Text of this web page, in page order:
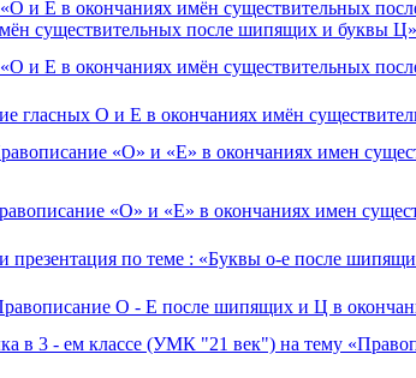
«О и Е в окончаниях имён существительных
существительных после шипящих и буквы
«О и Е в окончаниях имён существительных
гласных О и Е в окончаниях имён
«О» и «Е» в окончаниях имен
«О» и «Е» в окончаниях имен
презентация по теме : «Буквы о-е после
О - Е после шипящих и Ц в
в 3 - ем классе (УМК "21 век") на тему